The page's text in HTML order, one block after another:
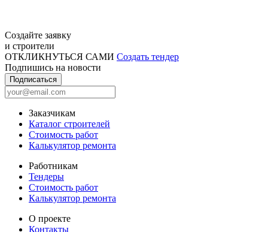
Создайте заявку
и строители
ОТКЛИКНУТЬСЯ САМИ Создать тендер
Подпишись на новости
Подписаться
Заказчикам
Каталог строителей
Стоимость работ
Калькулятор ремонта
Работникам
Тендеры
Стоимость работ
Калькулятор ремонта
О проекте
Контакты